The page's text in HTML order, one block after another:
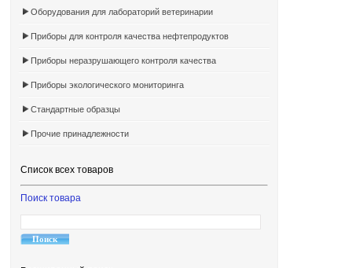
Оборудования для лабораторий ветеринарии
Приборы для контроля качества нефтепродуктов
Приборы неразрушающего контроля качества
Приборы экологического мониторинга
Стандартные образцы
Прочие принадлежности
Список всех товаров
Поиск товара